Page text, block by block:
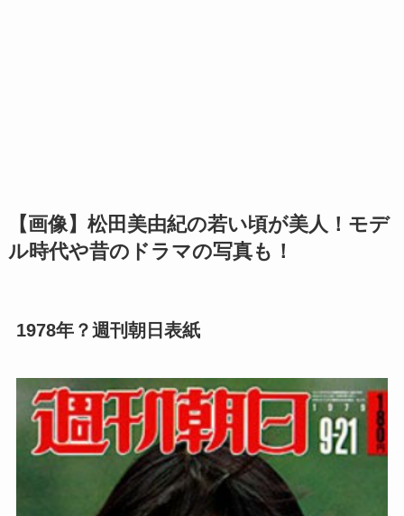
【画像】松田美由紀の若い頃が美人！モデ
ル時代や昔のドラマの写真も！
1978年？週刊朝日表紙